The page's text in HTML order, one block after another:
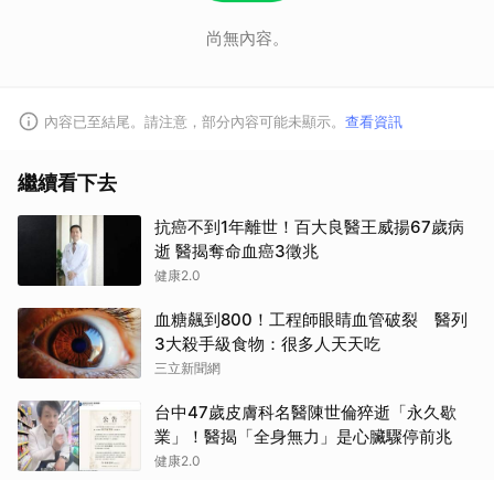
尚無內容。
內容已至結尾。請注意，部分內容可能未顯示。 查看資訊
繼續看下去
抗癌不到1年離世！百大良醫王威揚67歲病
逝 醫揭奪命血癌3徵兆
健康2.0
血糖飆到800！工程師眼睛血管破裂 醫列
3大殺手級食物：很多人天天吃
三立新聞網
台中47歲皮膚科名醫陳世倫猝逝「永久歇
業」！醫揭「全身無力」是心臟驟停前兆
健康2.0